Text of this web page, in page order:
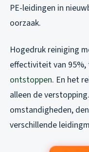
PE-leidingen in
oorzaak.
Hogedruk reiniging
effectiviteit van 95%,
ontstoppen. En het
alleen de
omstandigheden,
verschillende